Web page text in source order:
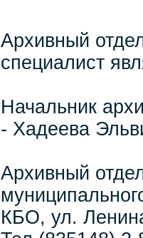
Архивный
специалист
Начальник
- Хадеева
Архивный
КБО, ул.